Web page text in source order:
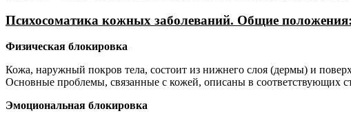
Психосоматика кожных заболеваний. Общие положения:
Физическая блокировка
Кожа, наружный покров тела, состоит из нижнего слоя (дермы) и
Основные проблемы, связанные с кожей, описаны в соответствующих
Эмоциональная блокировка